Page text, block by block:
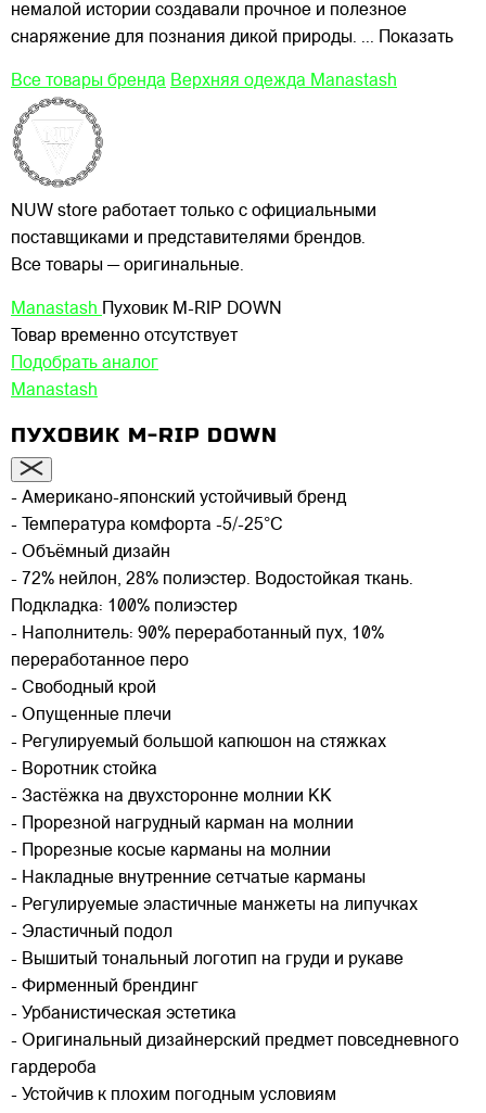
немалой истории создавали прочное и полезное
снаряжение для познания дикой природы. ... Показать
Все товары бренда Верхняя одежда Manastash
NUW store работает только с официальными
поставщиками и представителями брендов.
Все товары — оригинальные.
Manastash
Пуховик M-RIP DOWN
Товар временно отсутствует
Подобрать аналог
Manastash
ПУХОВИК M-RIP DOWN
- Американо-японский устойчивый бренд
- Температура комфорта -5/-25°C
- Объёмный дизайн
- 72% нейлон, 28% полиэстер. Водостойкая ткань.
Подкладка: 100% полиэстер
- Наполнитель: 90% переработанный пух, 10%
переработанное перо
- Свободный крой
- Опущенные плечи
- Регулируемый большой капюшон на стяжках
- Воротник стойка
- Застёжка на двухсторонне молнии KK
- Прорезной нагрудный карман на молнии
- Прорезные косые карманы на молнии
- Накладные внутренние сетчатые карманы
- Регулируемые эластичные манжеты на липучках
- Эластичный подол
- Вышитый тональный логотип на груди и рукаве
- Фирменный брендинг
- Урбанистическая эстетика
- Оригинальный дизайнерский предмет повседневного
гардероба
- Устойчив к плохим погодным условиям